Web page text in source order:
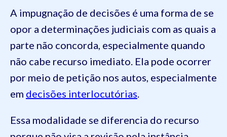
A impugnação de decisões é uma forma de se
opor a determinações judiciais com as quais a
parte não concorda, especialmente quando
não cabe recurso imediato. Ela pode ocorrer
por meio de petição nos autos, especialmente
em decisões interlocutórias
Essa modalidade se diferencia do recurso